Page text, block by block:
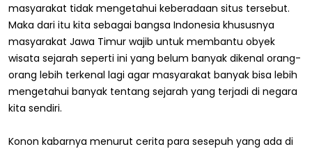
masyarakat tidak mengetahui keberadaan situs tersebut.
Maka dari itu kita sebagai bangsa Indonesia khususnya
masyarakat Jawa Timur wajib untuk membantu obyek
wisata sejarah seperti ini yang belum banyak dikenal orang-
orang lebih terkenal lagi agar masyarakat banyak bisa lebih
mengetahui banyak tentang sejarah yang terjadi di negara
kita sendiri.
Konon kabarnya menurut cerita para sesepuh yang ada di